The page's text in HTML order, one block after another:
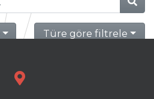
Türe göre filtrele